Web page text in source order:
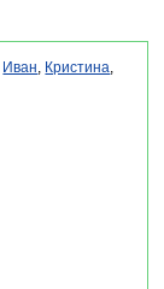
Иван, Кристина,